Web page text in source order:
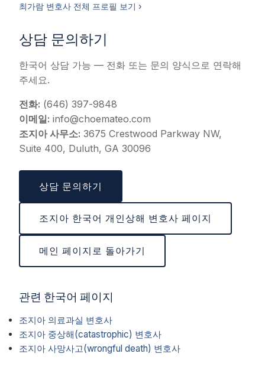
최가람 변호사 전체 프로필 보기 ›
상담 문의하기
한국어 상담 가능 — 전화 또는 문의 양식으로 연락해
주세요.
전화: (646) 397-9848
이메일: info@choemateo.com
조지아 사무소: 3675 Crestwood Parkway NW,
Suite 400, Duluth, GA 30096
상담 문의하기
조지아 한국어 개인상해 변호사 페이지
메인 페이지로 돌아가기
관련 한국어 페이지
조지아 의료과실 변호사
조지아 중상해(catastrophic) 변호사
조지아 사망사고(wrongful death) 변호사